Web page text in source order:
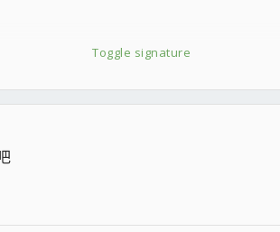
Toggle signature